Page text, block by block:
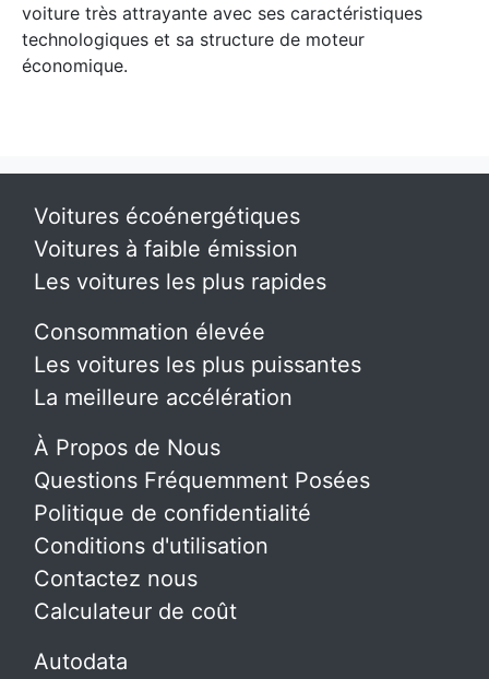
voiture très attrayante avec ses caractéristiques
technologiques et sa structure de moteur
économique.
Voitures écoénergétiques
Voitures à faible émission
Les voitures les plus rapides
Consommation élevée
Les voitures les plus puissantes
La meilleure accélération
À Propos de Nous
Questions Fréquemment Posées
Politique de confidentialité
Conditions d'utilisation
Contactez nous
Calculateur de coût
Autodata